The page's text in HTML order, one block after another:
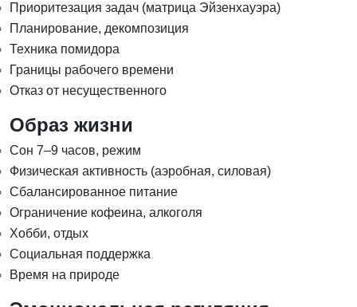
Приоритезация задач (матрица Эйзенхауэра)
Планирование, декомпозиция
Техника помидора
Границы рабочего времени
Отказ от несущественного
Образ жизни
Сон 7–9 часов, режим
Физическая активность (аэробная, силовая)
Сбалансированное питание
Ограничение кофеина, алкоголя
Хобби, отдых
Социальная поддержка
Время на природе